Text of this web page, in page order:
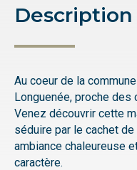
Description
Au coeur de la
Longuenée, proche
Venez découvrir cette
séduire par le cachet de
ambiance chaleureuse
caractère.